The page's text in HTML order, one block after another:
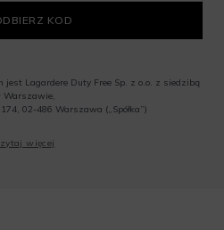
KOD
Lagardere Duty Free Sp. z o.o. z siedzibą
Warszawie,
02-486 Warszawa („Spółka”)
newslettera, informacji o promocjach i
więcej